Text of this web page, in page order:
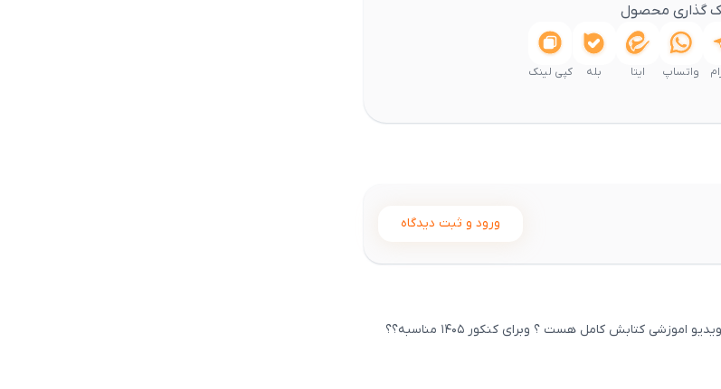
گذاری محصول
واتساپ ایتا بله کپی لینک
ورود و ثبت دیدگاه
سلام ببخشید من میخواستم برا سال بعدم یعنی دوازدهم بگیرم علاوه بر ویدیو اموزشی کتابش کامل هست ؟ وبرای کنکور ۱۴۰۵ مناسبه؟؟